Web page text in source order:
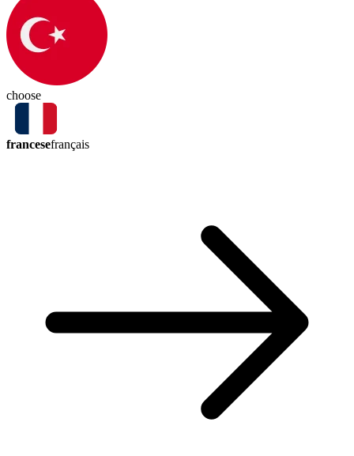
choose
francesefrançais